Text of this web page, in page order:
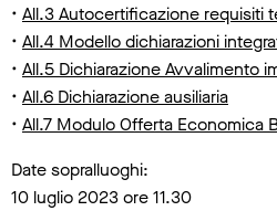
• All.3 Autocertificazione requisiti
• All.4 Modello dichiarazioni
• All.5 Dichiarazione Avvalimento
• All.6 Dichiarazione ausiliaria
• All.7 Modulo Offerta Economica
Date sopralluoghi:
10 luglio 2023 ore 11.30